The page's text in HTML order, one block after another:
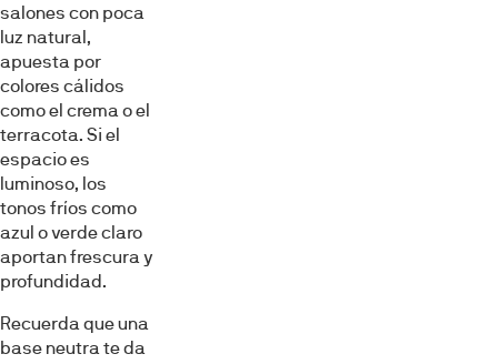
salones con poca
luz natural,
apuesta por
colores cálidos
como el crema o el
terracota. Si el
espacio es
luminoso, los
tonos fríos como
azul o verde claro
aportan frescura y
profundidad.
Recuerda que una
base neutra te da